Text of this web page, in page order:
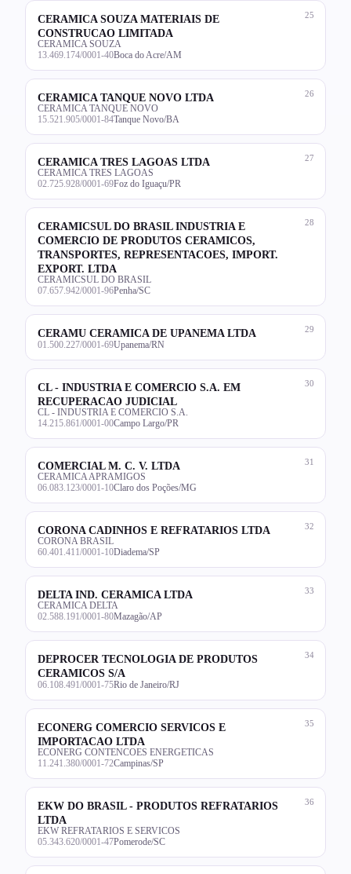
25
CERAMICA SOUZA MATERIAIS DE
CONSTRUCAO LIMITADA
CERAMICA SOUZA
13.469.174/0001-40Boca do Acre/AM
26
CERAMICA TANQUE NOVO LTDA
CERAMICA TANQUE NOVO
15.521.905/0001-84Tanque Novo/BA
27
CERAMICA TRES LAGOAS LTDA
CERAMICA TRES LAGOAS
02.725.928/0001-69Foz do Iguaçu/PR
28
CERAMICSUL DO BRASIL INDUSTRIA E
COMERCIO DE PRODUTOS CERAMICOS,
TRANSPORTES, REPRESENTACOES, IMPORT.
EXPORT. LTDA
CERAMICSUL DO BRASIL
07.657.942/0001-96Penha/SC
29
CERAMU CERAMICA DE UPANEMA LTDA
01.500.227/0001-69Upanema/RN
30
CL - INDUSTRIA E COMERCIO S.A. EM
RECUPERACAO JUDICIAL
CL - INDUSTRIA E COMERCIO S.A.
14.215.861/0001-00Campo Largo/PR
31
COMERCIAL M. C. V. LTDA
CERAMICA APRAMIGOS
06.083.123/0001-10Claro dos Poções/MG
32
CORONA CADINHOS E REFRATARIOS LTDA
CORONA BRASIL
60.401.411/0001-10Diadema/SP
33
DELTA IND. CERAMICA LTDA
CERAMICA DELTA
02.588.191/0001-80Mazagão/AP
34
DEPROCER TECNOLOGIA DE PRODUTOS
CERAMICOS S/A
06.108.491/0001-75Rio de Janeiro/RJ
35
ECONERG COMERCIO SERVICOS E
IMPORTACAO LTDA
ECONERG CONTENCOES ENERGETICAS
11.241.380/0001-72Campinas/SP
36
EKW DO BRASIL - PRODUTOS REFRATARIOS
LTDA
EKW REFRATARIOS E SERVICOS
05.343.620/0001-47Pomerode/SC